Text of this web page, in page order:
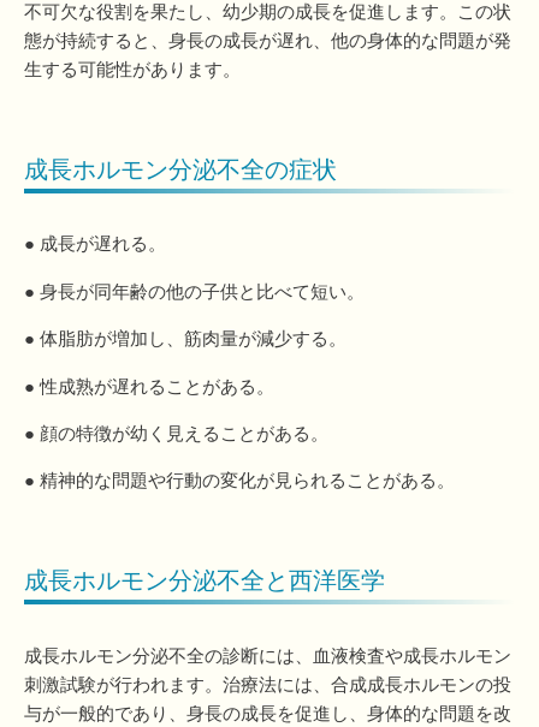
不可欠な役割を果たし、幼少期の成長を促進します。この状
態が持続すると、身長の成長が遅れ、他の身体的な問題が発
生する可能性があります。
成長ホルモン分泌不全の症状
● 成長が遅れる。
● 身長が同年齢の他の子供と比べて短い。
● 体脂肪が増加し、筋肉量が減少する。
● 性成熟が遅れることがある。
● 顔の特徴が幼く見えることがある。
● 精神的な問題や行動の変化が見られることがある。
成長ホルモン分泌不全と西洋医学
成長ホルモン分泌不全の診断には、血液検査や成長ホルモン
刺激試験が行われます。治療法には、合成成長ホルモンの投
与が一般的であり、身長の成長を促進し、身体的な問題を改